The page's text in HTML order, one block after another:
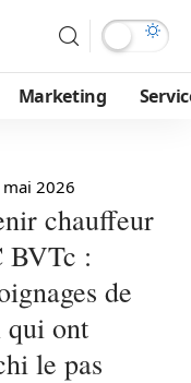
Marketing
mai 2026
chauffeur
BVTc :
de
qui ont
le pas